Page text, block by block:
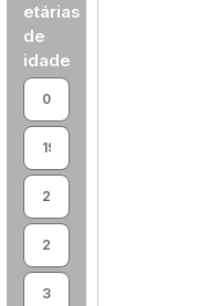
etárias
de
idade